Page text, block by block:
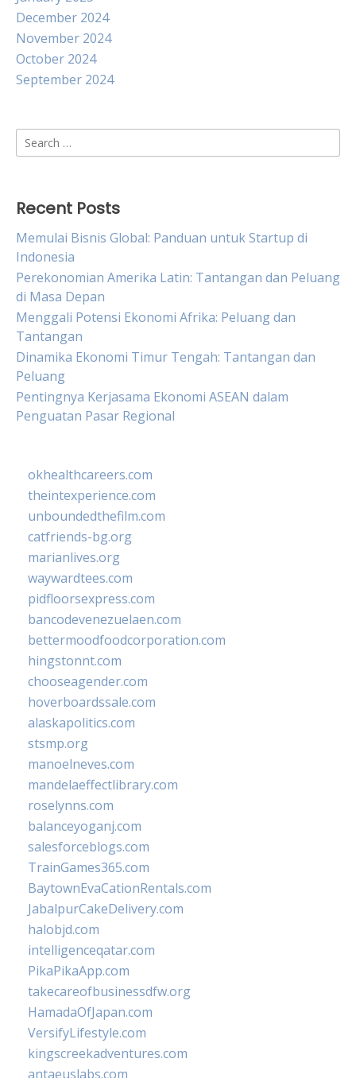
December 2024
November 2024
October 2024
September 2024
Search
for:
Recent Posts
Memulai Bisnis Global: Panduan untuk Startup di
Indonesia
Perekonomian Amerika Latin: Tantangan dan Peluang
di Masa Depan
Menggali Potensi Ekonomi Afrika: Peluang dan
Tantangan
Dinamika Ekonomi Timur Tengah: Tantangan dan
Peluang
Pentingnya Kerjasama Ekonomi ASEAN dalam
Penguatan Pasar Regional
okhealthcareers.com
theintexperience.com
unboundedthefilm.com
catfriends-bg.org
marianlives.org
waywardtees.com
pidfloorsexpress.com
bancodevenezuelaen.com
bettermoodfoodcorporation.com
hingstonnt.com
chooseagender.com
hoverboardssale.com
alaskapolitics.com
stsmp.org
manoelneves.com
mandelaeffectlibrary.com
roselynns.com
balanceyoganj.com
salesforceblogs.com
TrainGames365.com
BaytownEvaCationRentals.com
JabalpurCakeDelivery.com
halobjd.com
intelligenceqatar.com
PikaPikaApp.com
takecareofbusinessdfw.org
HamadaOfJapan.com
VersifyLifestyle.com
kingscreekadventures.com
antaeuslabs.com